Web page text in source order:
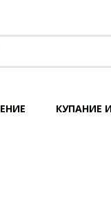
КУПАНИЕ